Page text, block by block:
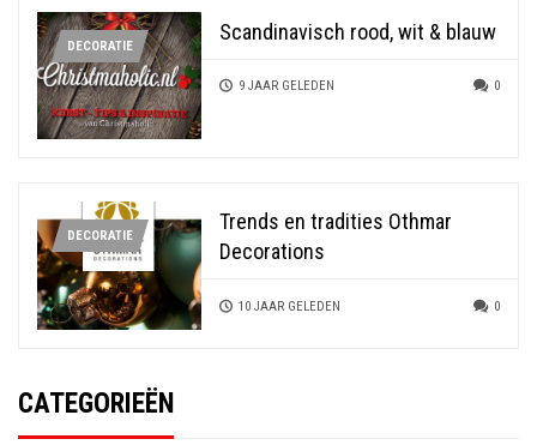
DECORATIE
Scandinavisch rood, wit & blauw
9 JAAR GELEDEN 0
DECORATIE
Trends en tradities Othmar
Decorations
10 JAAR GELEDEN 0
CATEGORIEËN